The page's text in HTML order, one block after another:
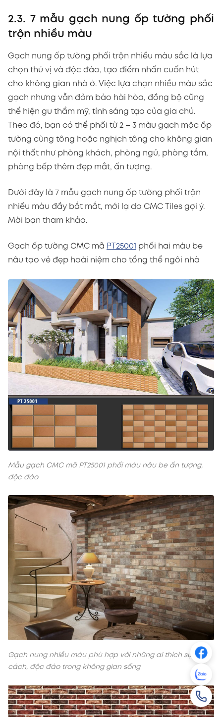
2.3. 7 mẫu gạch nung ốp tường phối
trộn nhiều màu
Gạch nung ốp tường phối trộn nhiều màu sắc là lựa
chọn thú vị và độc đáo, tạo điểm nhấn cuốn hút
cho không gian nhà ở. Việc lựa chọn nhiều màu sắc
gạch nhưng vẫn đảm bảo hài hòa, đồng bộ cũng
thể hiện gu thẩm mỹ, tính sáng tạo của gia chủ.
Theo đó, bạn có thể phối từ 2 – 3 màu gạch mộc ốp
tường cùng tông hoặc nghịch tông cho không gian
nội thất như phòng khách, phòng ngủ, phòng tắm,
phòng bếp thêm đẹp mắt, ấn tượng.
Dưới đây là 7 mẫu gạch nung ốp tường phối trộn
nhiều màu đầy bắt mắt, mới lạ do CMC Tiles gợi ý.
Mời bạn tham khảo.
Gạch ốp tường CMC mã PT25001
phối hai màu be
nâu tạo vẻ đẹp hoài niệm cho tổng thể ngôi nhà
Mẫu gạch CMC mã PT25001 phối màu nâu be ấn tượng,
độc đáo
Gạch nung nhiều màu phù hợp với những ai thích sự phá
cách, độc đáo trong không gian sống